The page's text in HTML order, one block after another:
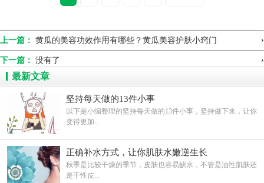
上一篇： 黄瓜的美容功效作用有哪些？黄瓜美容护肤小窍门 ›
下一篇： 没有了 ›
最新文章
坚持每天做的13件小事
以下是小编整理的坚持每天做的13件小事，坚持做下来，让你
变得更加...
正确补水方式，让你肌肤水嫩逆生长
秋季是比较干燥的季节，皮肤也容易缺水，不管是油性肌肤还
是干性皮...